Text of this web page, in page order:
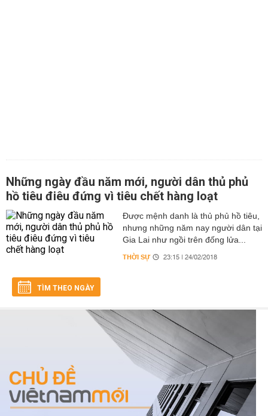
Những ngày đầu năm mới, người dân thủ phủ
hồ tiêu điêu đứng vì tiêu chết hàng loạt
Được mệnh danh là thủ phủ hồ tiêu,
nhưng những năm nay người dân tại
Gia Lai như ngồi trên đống lửa...
THỜI SỰ 23:15 | 24/02/2018
TÌM THEO NGÀY